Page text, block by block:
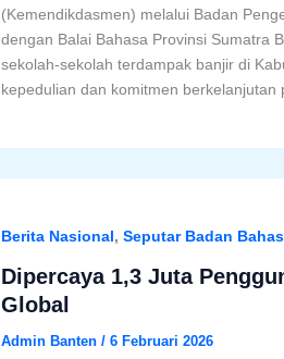
(Kemendikdasmen) melalui Badan
dengan Balai Bahasa Provinsi Sumatra
sekolah-sekolah terdampak banjir di
kepedulian dan komitmen berkelanjutan
Berita Nasional, Seputar Badan
Dipercaya 1,3 Juta
Global
Admin Banten / 6 Februari 2026